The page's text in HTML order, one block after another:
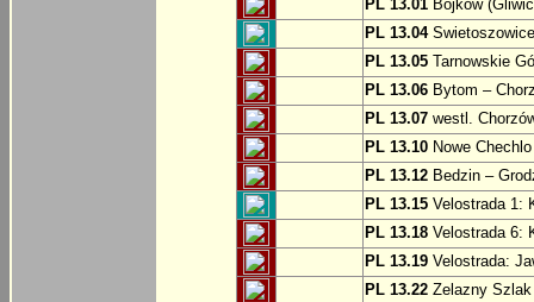
PL 13.01 Bojków
PL 13.04
PL 13.05 Tarnowskie
PL 13.06 Bytom –
PL 13.07 westl.
PL 13.10 Nowe
PL 13.12 Bedzin –
PL 13.15 Velostrada 1:
PL 13.18 Velostrada 6:
PL 13.19 Velostrada:
PL 13.22 Zelazny Szlak